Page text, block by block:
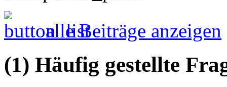
alle Beiträge anzeigen
(1) Häufig gestellte